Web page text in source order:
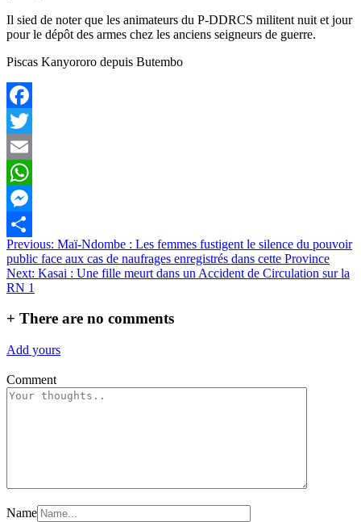
Il sied de noter que les animateurs du P-DDRCS militent nuit et jour
pour le dépôt des armes chez les anciens seigneurs de guerre.
Piscas Kanyororo depuis Butembo
Facebook
Twitter
Email
WhatsApp
Messenger
Partager
Navigation
de
l’article
Previous: Maï-Ndombe : Les femmes fustigent le silence du pouvoir
public face aux cas de naufrages enregistrés dans cette Province
Next: Kasai : Une fille meurt dans un Accident de Circulation sur la
RN 1
+ There are no comments
Add yours
Comment
Name